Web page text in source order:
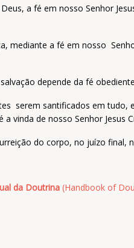
a fé em nosso Senhor
mediante a fé em nosso
depende da fé
serem santificados em tudo,
vinda de nosso Senhor Jesus
do corpo, no juízo final,
da Doutrina (Handbook of